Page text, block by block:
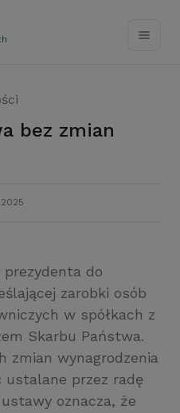
bez zmian
prezydenta do
zarobki osób
w spółkach z
Skarbu Państwa.
zmian wynagrodzenia
ustalane przez radę
oznacza, że